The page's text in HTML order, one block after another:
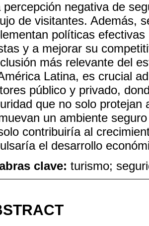
percepción negativa de
de visitantes. Además,
políticas
y a mejorar su
más relevante del
Latina, es crucial
público y privado,
que no solo
un ambiente
contribuiría al
el desarrollo
clave: turismo;